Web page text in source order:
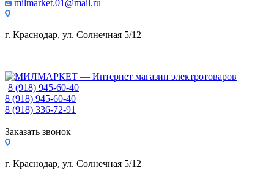
milmarket.01@mail.ru
г. Краснодар, ул. Солнечная 5/12
8 (918) 945-60-40
8 (918) 945-60-40
8 (918) 336-72-91
Заказать звонок
г. Краснодар, ул. Солнечная 5/12